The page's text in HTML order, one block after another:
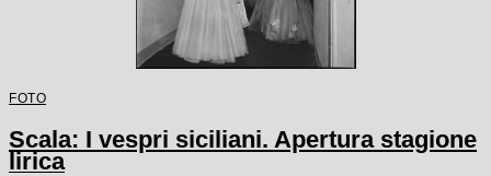
FOTO
Scala: I vespri siciliani. Apertura stagione
lirica